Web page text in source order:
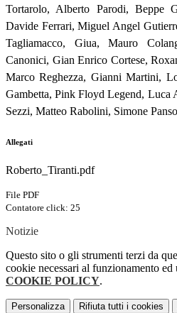
Tortarolo, Alberto Parodi, Beppe
Davide Ferrari, Miguel Angel
Tagliamacco, Giua, Mauro
Canonici, Gian Enrico Cortese,
Marco Reghezza, Gianni Martini,
Gambetta, Pink Floyd Legend, Luca
Sezzi, Matteo Rabolini, Simone
Allegati
Roberto_Tiranti.pdf
File PDF
Contatore click: 25
Notizie
Questo sito o gli strumenti terzi da
cookie necessari al funzionamento
COOKIE POLICY.
Personalizza Rifiuta tutti i cookies